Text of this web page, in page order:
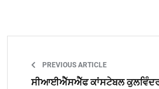
PREVIOUS ARTICLE
ਸੀਆਈਐੱਸਐੱਫ ਕਾਂਸਟੇਬਲ